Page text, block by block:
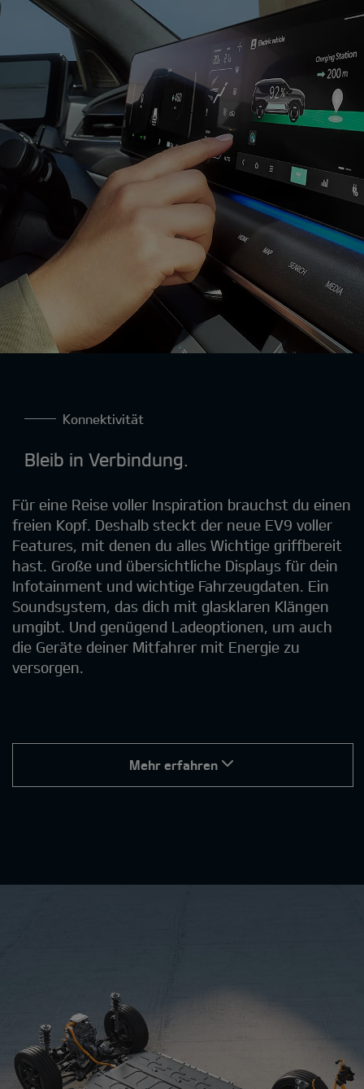
Konnektivität
Bleib in Verbindung.
Für eine Reise voller Inspiration brauchst du einen
freien Kopf. Deshalb steckt der neue EV9 voller
Features, mit denen du alles Wichtige griffbereit
hast. Große und übersichtliche Displays für dein
Infotainment und wichtige Fahrzeugdaten. Ein
Soundsystem, das dich mit glasklaren Klängen
umgibt. Und genügend Ladeoptionen, um auch
die Geräte deiner Mitfahrer mit Energie zu
versorgen.
Mehr erfahren